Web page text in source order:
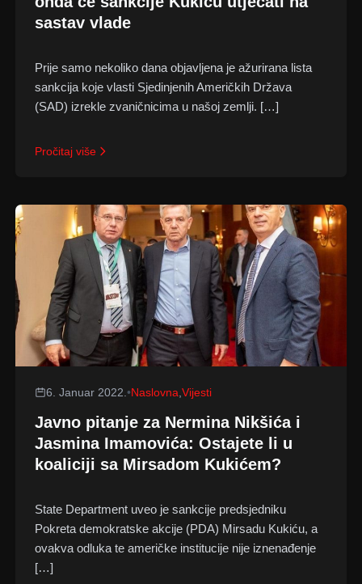
sastav vlade
Prije samo nekoliko dana objavljena je ažurirana lista
sankcija koje vlasti Sjedinjenih Američkih Država
(SAD) izrekle zvaničnicima u našoj zemlji. […]
Pročitaj više
6. Januar 2022. •Naslovna Vijesti
Javno pitanje za Nermina Nikšića i
Jasmina Imamovića: Ostajete li u
koaliciji sa Mirsadom Kukićem?
State Department uveo je sankcije predsjedniku
Pokreta demokratske akcije (PDA) Mirsadu Kukiću, a
ovakva odluka te američke institucije nije iznenađenje
[…]